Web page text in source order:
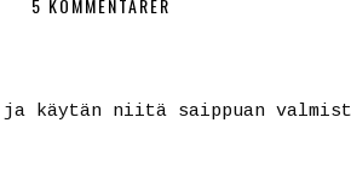
käytän niitä saippuan